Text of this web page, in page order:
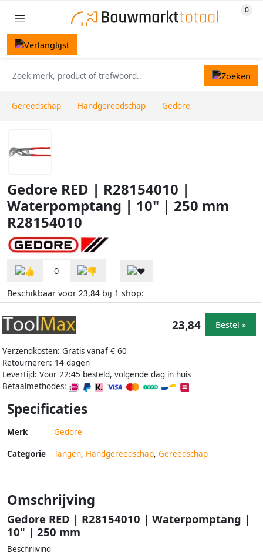
Gereedschap Handgereedschap Gedore
Gedore RED | R28154010 |
Waterpomptang | 10" | 250 mm
R28154010
0
Beschikbaar voor 23,84 bij 1 shop:
Verzendkosten: Gratis vanaf € 60
Retourneren: 14 dagen
Levertijd: Voor 22:45 besteld, volgende dag in huis
Betaalmethodes:
23,84 Bestel »
Specificaties
Merk Gedore
Categorie Tangen, Handgereedschap, Gereedschap
Omschrijving
Gedore RED | R28154010 | Waterpomptang |
10" | 250 mm
Beschrijving